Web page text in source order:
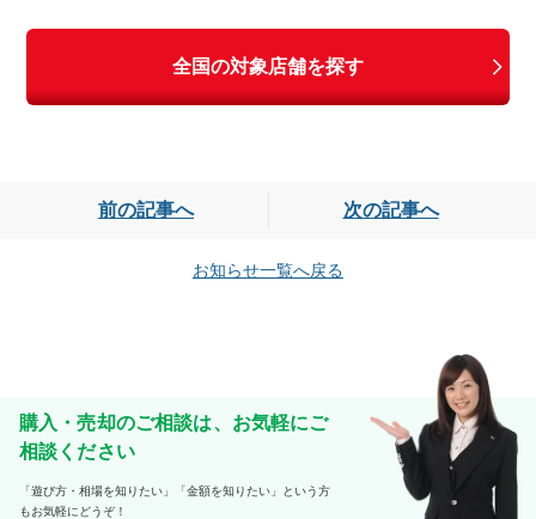
全国の対象店舗を探す
前の記事へ 次の記事へ
お知らせ一覧へ戻る
購入・売却のご相談は、お気軽にご
相談ください
「遊び方・相場を知りたい」「金額を知りたい」という方
もお気軽にどうぞ！